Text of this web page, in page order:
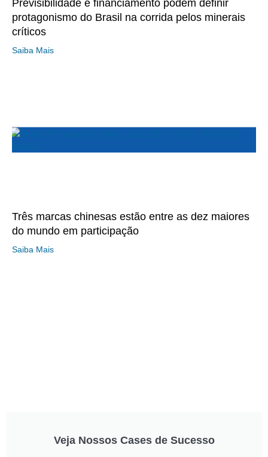
Previsibilidade e financiamento podem definir
protagonismo do Brasil na corrida pelos minerais
críticos
Saiba Mais
Três marcas chinesas estão entre as dez maiores
do mundo em participação
Saiba Mais
Veja Nossos Cases de Sucesso